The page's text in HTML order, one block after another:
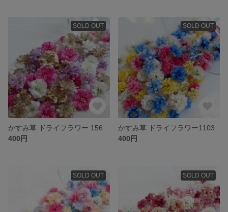
SOLD OUT
かすみ草 ドライフラワー 156
400円
SOLD OUT
かすみ草 ドライフラワー1103
400円
SOLD OUT SOLD OUT